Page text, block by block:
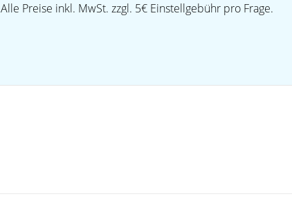
Alle Preise inkl. MwSt. zzgl. 5€ Einstellgebühr pro Frage.